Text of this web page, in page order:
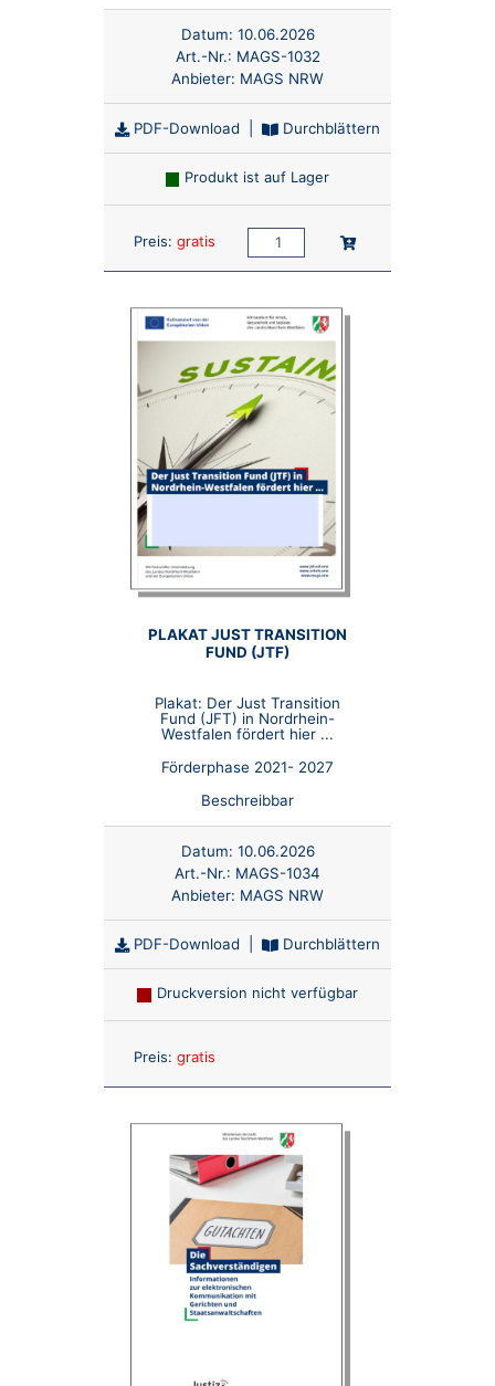
Datum: 10.06.2026
Art.-Nr.: MAGS-1032
Anbieter: MAGS NRW
PDF-Download Durchblättern
Produkt ist auf Lager
Preis: gratis Anzahl: In den Warenkorb
PLAKAT JUST TRANSITION
FUND (JTF)
Plakat: Der Just Transition
Fund (JFT) in Nordrhein-
Westfalen fördert hier ...
Förderphase 2021- 2027
Beschreibbar
Datum: 10.06.2026
Art.-Nr.: MAGS-1034
Anbieter: MAGS NRW
PDF-Download Durchblättern
Druckversion nicht verfügbar
Preis: gratis